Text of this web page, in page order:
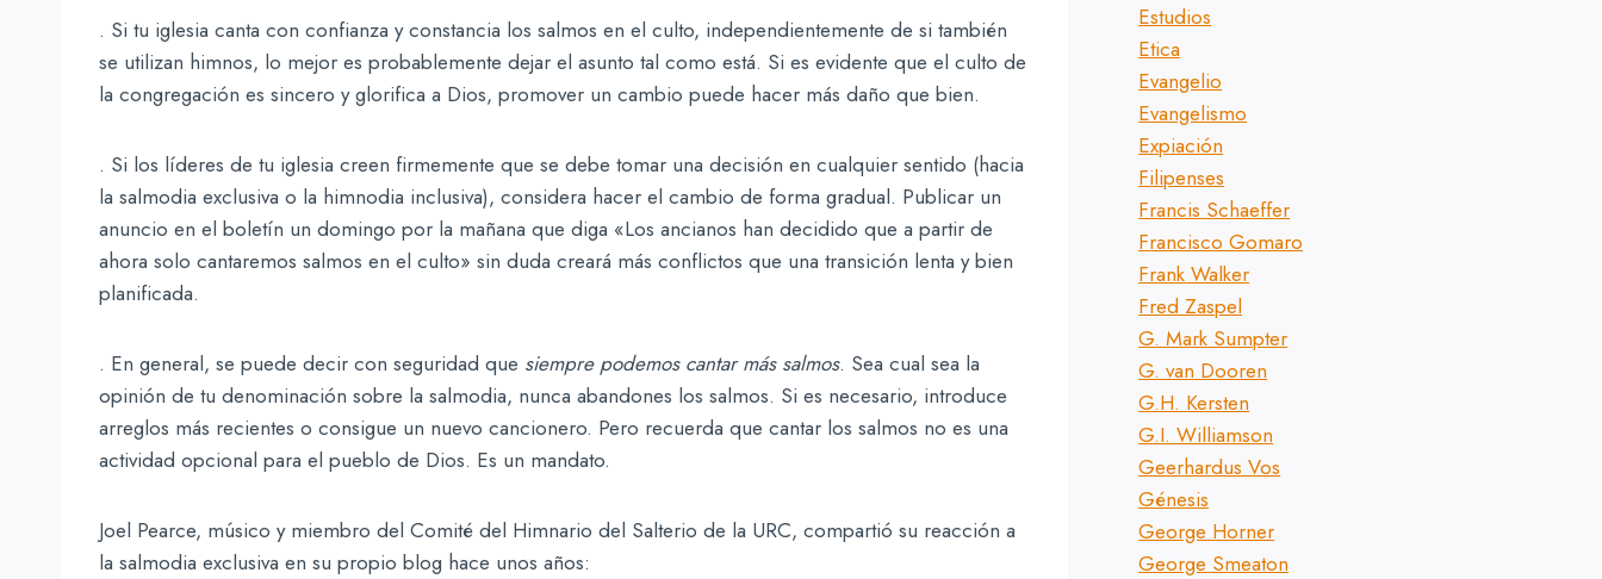
. Si tu iglesia canta con confianza y constancia los salmos en el culto, independientemente de si también
se utilizan himnos, lo mejor es probablemente dejar el asunto tal como está. Si es evidente que el culto de
la congregación es sincero y glorifica a Dios, promover un cambio puede hacer más daño que bien.
. Si los líderes de tu iglesia creen firmemente que se debe tomar una decisión en cualquier sentido (hacia
la salmodia exclusiva o la himnodia inclusiva), considera hacer el cambio de forma gradual. Publicar un
anuncio en el boletín un domingo por la mañana que diga «Los ancianos han decidido que a partir de
ahora solo cantaremos salmos en el culto» sin duda creará más conflictos que una transición lenta y bien
planificada.
. En general, se puede decir con seguridad que siempre podemos cantar más salmos. Sea cual sea la
opinión de tu denominación sobre la salmodia, nunca abandones los salmos. Si es necesario, introduce
arreglos más recientes o consigue un nuevo cancionero. Pero recuerda que cantar los salmos no es una
actividad opcional para el pueblo de Dios. Es un mandato.
Joel Pearce, músico y miembro del Comité del Himnario del Salterio de la URC, compartió su reacción a
la salmodia exclusiva en su propio blog hace unos años:
Estudios
Etica
Evangelio
Evangelismo
Expiación
Filipenses
Francis Schaeffer
Francisco Gomaro
Frank Walker
Fred Zaspel
G. Mark Sumpter
G. van Dooren
G.H. Kersten
G.I. Williamson
Geerhardus Vos
Génesis
George Horner
George Smeaton